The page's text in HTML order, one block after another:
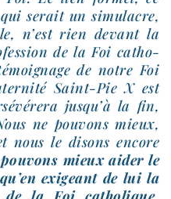
serait un simu­lacre,
n’est rien devant la
de la Foi catho­
de notre Foi
Saint-​Pie X est
jus­qu’à la fin,
ne pou­vons mieux,
nous le disons encore
mieux aider le
exi­geant de lui la